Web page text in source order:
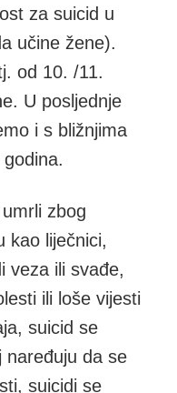
za suicid u
učine žene).
od 10. /11.
U posljednje
i s bližnjima
zbog
kao liječnici,
veza ili svađe,
ili loše vijesti
suicid se
naređuju da se
suicidi se